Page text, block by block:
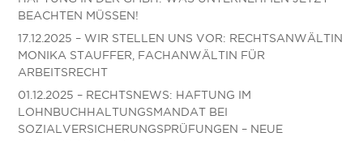
BEACHTEN MÜSSEN!
17.12.2025 – WIR STELLEN UNS VOR: RECHTSANWÄLTIN
MONIKA STAUFFER, FACHANWÄLTIN FÜR
ARBEITSRECHT
01.12.2025 – RECHTSNEWS: HAFTUNG IM
LOHNBUCHHALTUNGSMANDAT BEI
SOZIALVERSICHERUNGSPRÜFUNGEN – NEUE